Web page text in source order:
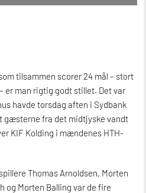
tilsammen scorer 24 mål – stort
er man rigtig godt stillet. Det var
havde torsdag aften i Sydbank
gæsterne fra det midtjyske vandt
KIF Kolding i mændenes HTH-
Thomas Arnoldsen, Morten
og Morten Balling var de fire